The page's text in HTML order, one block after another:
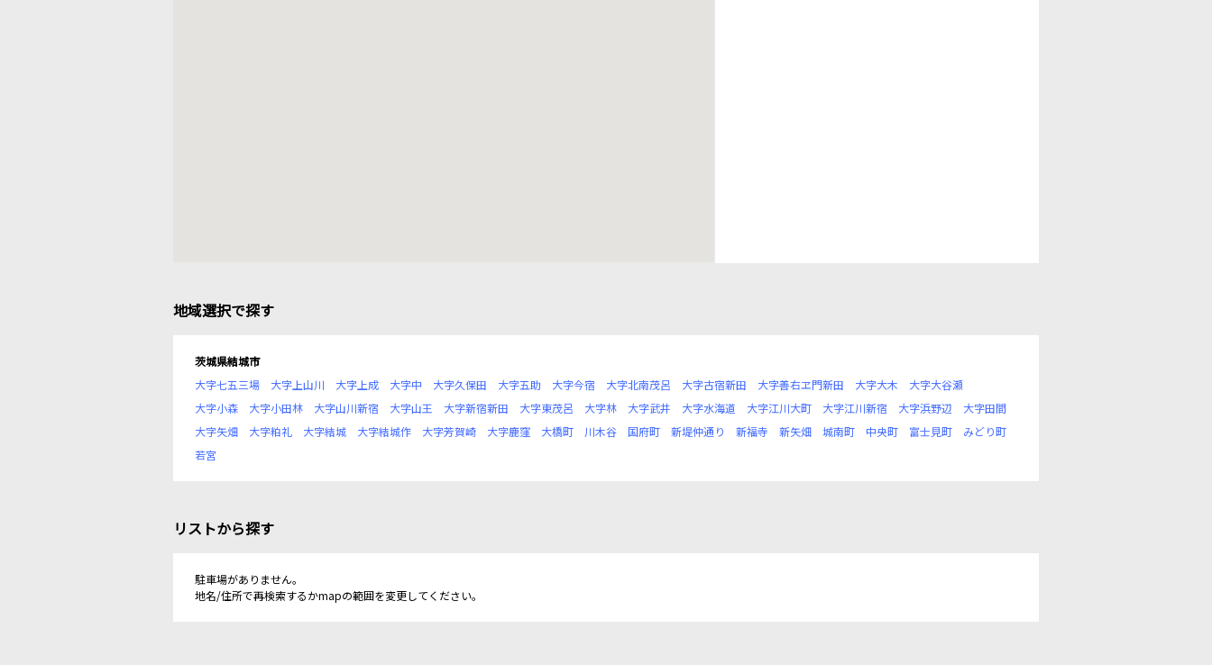
地域選択で探す
茨城県結城市
大字七五三場
大字上山川 大字上成 大字中 大字久保田 大字五助 大字今宿 大字北南茂呂 大字古宿新田 大字善右ヱ門新田 大字大木
大字大谷瀬
大字小森
大字小田林 大字山川新宿 大字山王 大字新宿新田 大字東茂呂 大字林 大字武井 大字水海道 大字江川大町 大字江川新宿 大字浜野辺
大字田間
大字矢畑
大字粕礼 大字結城 大字結城作 大字芳賀崎 大字鹿窪 大橋町 川木谷 国府町 新堤仲通り 新福寺 新矢畑 城南町 中央町 富士見町
みどり町
若宮
リストから探す
駐車場がありません。
地名/住所で再検索するかmapの範囲を変更してください。